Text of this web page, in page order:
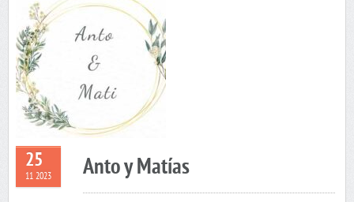
25
11 2023 Anto y Matías